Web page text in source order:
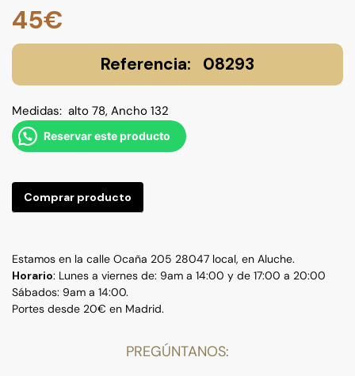
45€
08293
Medidas: alto 78, Ancho 132
Reservar este producto
Comprar producto
Estamos en la calle Ocaña 205 28047 local, en Aluche.
Horario: Lunes a viernes de: 9am a 14:00 y de 17:00 a 20:00
Sábados: 9am a 14:00.
Portes desde 20€ en Madrid.
PREGÚNTANOS: